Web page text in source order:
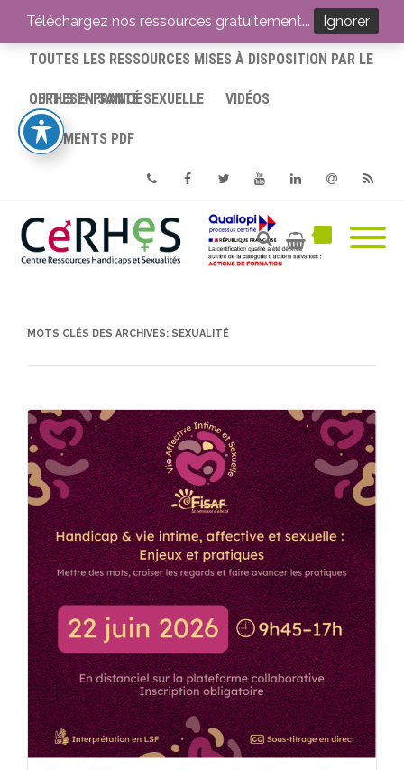
ACCUEIL
TOUTES LES RESSOURCES MISES À DISPOSITION PAR LE
CERHES® FRANCE
OUTILS EN SANTÉ SEXUELLE VIDÉOS
DOCUMENTS PDF
PhoneFacebookTwitterYoutube
MOTS CLÉS DES ARCHIVES: SEXUALITÉ
Téléchargez nos ressources gratuitement... Ignorer